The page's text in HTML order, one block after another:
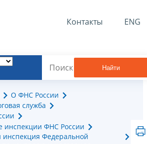
Контакты ENG
Найти
О ФНС России
служба
инспекции ФНС России
Федеральной